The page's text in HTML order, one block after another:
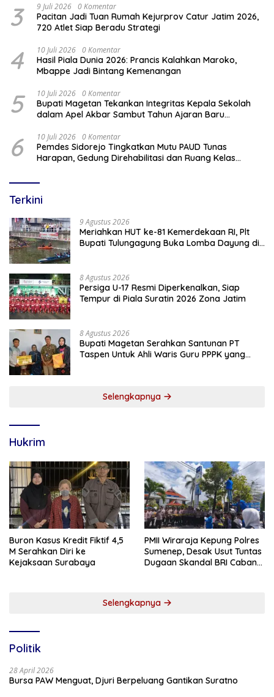
3 9 Juli 2026 0 Komentar
Pacitan Jadi Tuan Rumah Kejurprov Catur Jatim 2026,
720 Atlet Siap Beradu Strategi
4 10 Juli 2026 0 Komentar
Hasil Piala Dunia 2026: Prancis Kalahkan Maroko,
Mbappe Jadi Bintang Kemenangan
5 10 Juli 2026 0 Komentar
Bupati Magetan Tekankan Integritas Kepala Sekolah
dalam Apel Akbar Sambut Tahun Ajaran Baru
6 10 Juli 2026 0 Komentar
Pemdes Sidorejo Tingkatkan Mutu PAUD Tunas
Harapan, Gedung Direhabilitasi dan Ruang Kelas
Terkini
9 Agustus 2026
Meriahkan HUT ke-81 Kemerdekaan RI, Plt
Bupati Tulungagung Buka Lomba Dayung di
8 Agustus 2026
Persiga U-17 Resmi Diperkenalkan, Siap
Tempur di Piala Suratin 2026 Zona Jatim
8 Agustus 2026
Bupati Magetan Serahkan Santunan PT
Taspen Untuk Ahli Waris Guru PPPK yang
Selengkapnya
Hukrim
Buron Kasus Kredit Fiktif 4,5
M Serahkan Diri ke
Kejaksaan Surabaya
PMII Wiraraja Kepung Polres
Sumenep, Desak Usut Tuntas
Dugaan Skandal BRI Cabang
Selengkapnya
Politik
28 April 2026
Bursa PAW Menguat, Djuri Berpeluang Gantikan Suratno